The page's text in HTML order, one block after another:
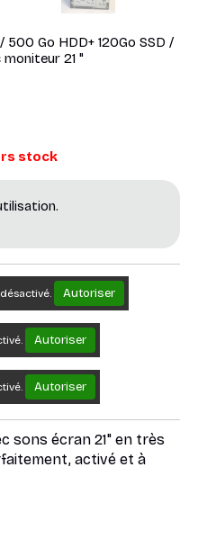
Go HDD+ 120Go SSD /
moniteur 21 "
stock
Autoriser
Autoriser
Autoriser
sons écran 21" en très
activé et à